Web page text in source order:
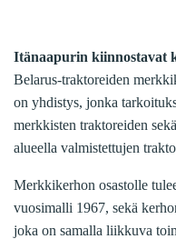
Itänaapurin kiinnostavat
Belarus-traktoreiden
on yhdistys, jonka
merkkisten traktoreiden
alueella valmistettujen
Merkkikerhon osastolle
vuosimalli 1967, sekä
joka on samalla liikkuva